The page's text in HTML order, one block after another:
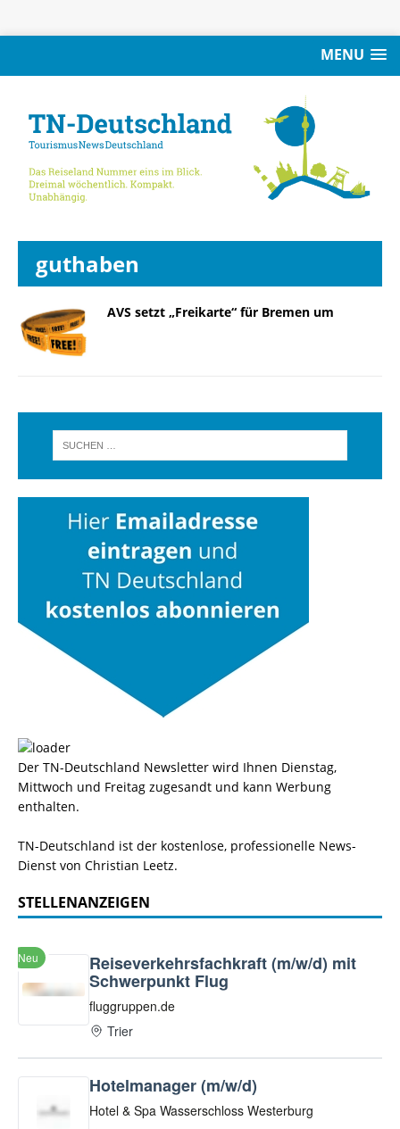
MENU
guthaben
AVS setzt „Freikarte“ für Bremen um
Der TN-Deutschland Newsletter wird Ihnen Dienstag,
Mittwoch und Freitag zugesandt und kann Werbung
enthalten.
TN-Deutschland ist der kostenlose, professionelle News-
Dienst von Christian Leetz.
STELLENANZEIGEN